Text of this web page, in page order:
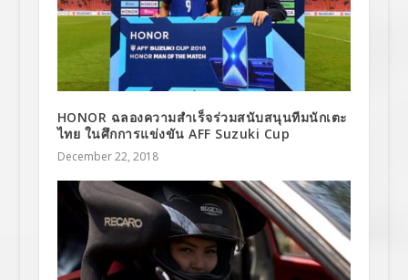
HONOR ฉลองความสำเร็จร่วมสนับสนุนทีมนักเตะ
ไทย ในศึกการแข่งขัน AFF Suzuki Cup
December 22, 2018